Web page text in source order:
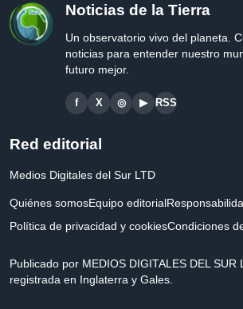
Noticias de la Tierra
Un observatorio vivo del planeta.
noticias para entender nuestro
futuro mejor.
f X ◎ ▶ RSS
Red editorial
Medios Digitales del Sur LTD
Quiénes somosEquipo editorial
Política de privacidad y cookiesCondiciones
Publicado por MEDIOS DIGITALES DEL SUR
registrada en Inglaterra y Gales.